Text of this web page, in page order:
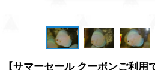
【サマーセール クーポンご利